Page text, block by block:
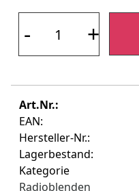
- +
Art.Nr.:
EAN:
Hersteller-Nr.:
Lagerbestand:
Kategorie
Radioblenden